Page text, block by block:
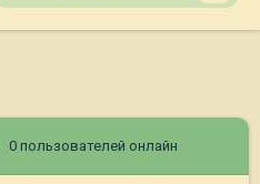
0 пользователей онлайн